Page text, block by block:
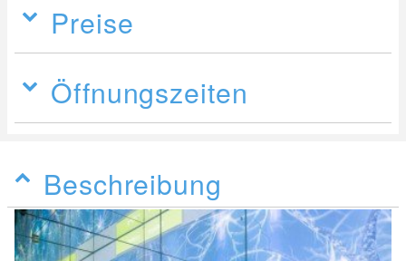
Preise
Öffnungszeiten
Beschreibung